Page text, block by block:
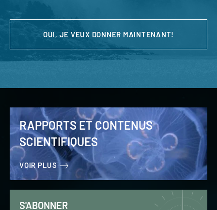
OUI, JE VEUX DONNER MAINTENANT!
RAPPORTS ET CONTENUS
SCIENTIFIQUES
VOIR PLUS
S'ABONNER